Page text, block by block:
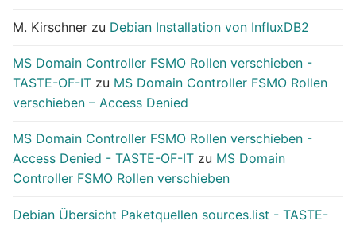
M. Kirschner zu Debian Installation von InfluxDB2
MS Domain Controller FSMO Rollen verschieben -
TASTE-OF-IT zu MS Domain Controller FSMO Rollen
verschieben – Access Denied
MS Domain Controller FSMO Rollen verschieben -
Access Denied - TASTE-OF-IT zu MS Domain
Controller FSMO Rollen verschieben
Debian Übersicht Paketquellen sources.list - TASTE-